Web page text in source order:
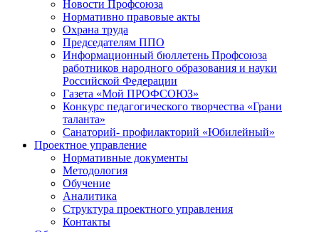
Новости Профсоюза
Нормативно правовые акты
Охрана труда
Председателям ППО
Информационный бюллетень Профсоюза
работников народного образования и науки
Российской Федерации
Газета «Мой ПРОФСОЮЗ»
Конкурс педагогического творчества «Грани
таланта»
Санаторий- профилакторий «Юбилейный»
Проектное управление
Нормативные документы
Методология
Обучение
Аналитика
Структура проектного управления
Контакты